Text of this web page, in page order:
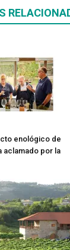
enológico de
aclamado por la